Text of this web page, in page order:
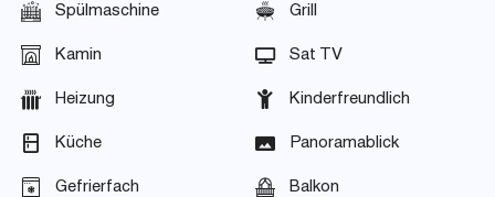
Spülmaschine Grill
Kamin Sat TV
Heizung Kinderfreundlich
Küche Panoramablick
Gefrierfach Balkon